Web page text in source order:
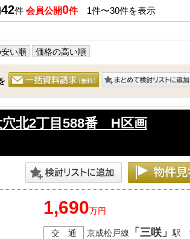
レオガーデン船橋 大楠の杜
レオガーデン成田公津 煌羅の杜
お預かりしている物件
レオガーデン倶楽部について
自由設計・建築設計
42件 会員公開0件1件〜30件を表示
い順 価格の高い順
穴北2丁目588番 H区画
1,690万円
交 通 京成松戸線 「三咲」駅